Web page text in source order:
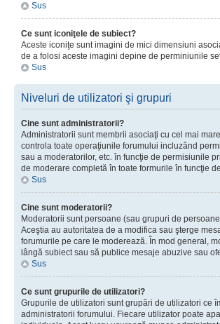
Sus
Ce sunt iconiţele de subiect?
Aceste iconiţe sunt imagini de mici dimensiuni
de a folosi aceste imagini depine de perminiunile
Sus
Niveluri de utilizatori şi grupuri
Cine sunt administratorii?
Administratorii sunt membrii asociaţi cu cel mai
controla toate operaţiunile forumului incluzând
sau a moderatorilor, etc. în funcţie de permisiunile
de moderare completă în toate formurile în funcţie
Sus
Cine sunt moderatorii?
Moderatorii sunt persoane (sau grupuri de
Aceştia au autoritatea de a modifica sau şterge
forumurile pe care le moderează. În mod general,
lângă subiect sau să publice mesaje abuzive sau
Sus
Ce sunt grupurile de utilizatori?
Grupurile de utilizatori sunt grupări de utilizatori ce
administratorii forumului. Fiecare utilizator poate